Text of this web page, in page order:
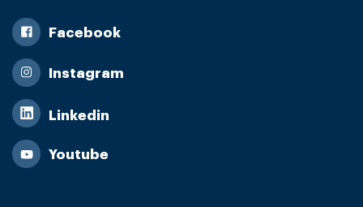
Facebook
Instagram
Linkedin
Youtube